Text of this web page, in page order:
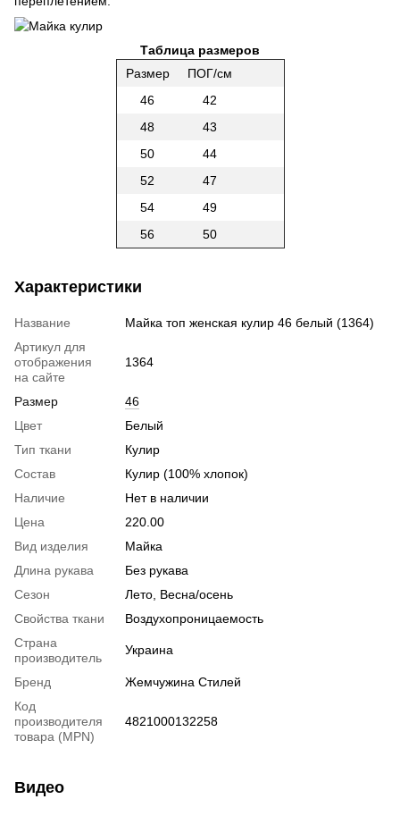
Таблица размеров
Размер
ПОГ/см
46
42
48
43
50
44
52
47
54
49
56
50
Характеристики
Название
Майка топ женская кулир 46 белый (1364)
Артикул для
отображения
на сайте
1364
Размер
46
Цвет
Белый
Тип ткани
Кулир
Состав
Кулир (100% хлопок)
Наличие
Нет в наличии
Цена
220.00
Вид изделия
Майка
Длина рукава
Без рукава
Сезон
Лето, Весна/осень
Свойства ткани
Воздухопроницаемость
Страна
производитель
Украина
Бренд
Жемчужина Стилей
Код
производителя
товара (MPN)
4821000132258
Видео